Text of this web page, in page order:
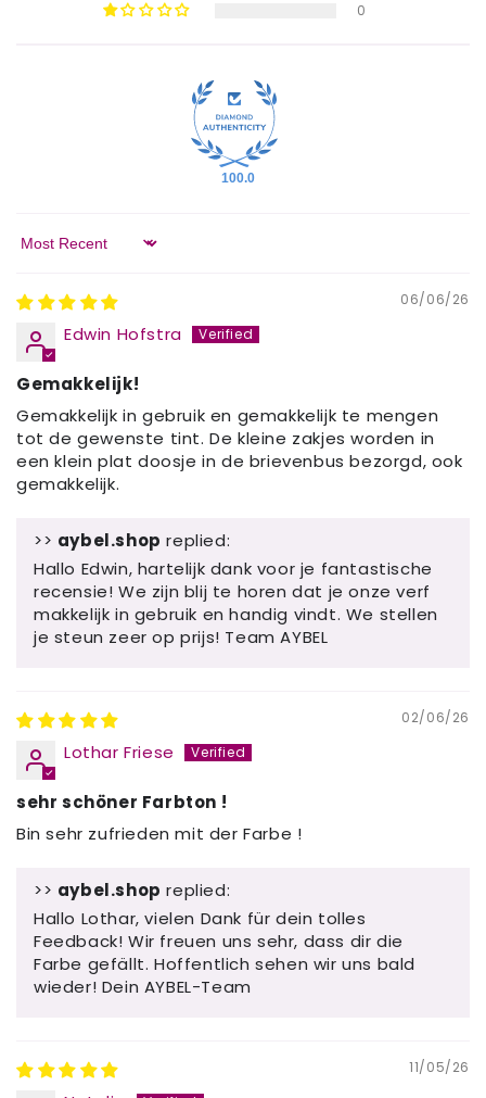
0
100.0
Sort by
06/06/26
Edwin Hofstra
Gemakkelijk!
Gemakkelijk in gebruik en gemakkelijk te mengen
tot de gewenste tint. De kleine zakjes worden in
een klein plat doosje in de brievenbus bezorgd, ook
gemakkelijk.
>> aybel.shop replied:
Hallo Edwin, hartelijk dank voor je fantastische
recensie! We zijn blij te horen dat je onze verf
makkelijk in gebruik en handig vindt. We stellen
je steun zeer op prijs! Team AYBEL
02/06/26
Lothar Friese
sehr schöner Farbton !
Bin sehr zufrieden mit der Farbe !
>> aybel.shop replied:
Hallo Lothar, vielen Dank für dein tolles
Feedback! Wir freuen uns sehr, dass dir die
Farbe gefällt. Hoffentlich sehen wir uns bald
wieder! Dein AYBEL-Team
11/05/26